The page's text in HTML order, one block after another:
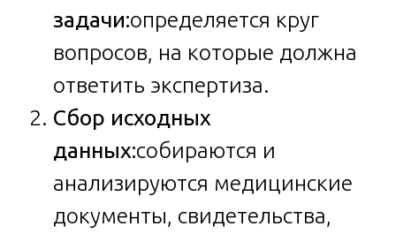
задачи:определяется круг
вопросов, на которые должна
ответить экспертиза.
Сбор исходных
данных:собираются и
анализируются медицинские
документы, свидетельства,